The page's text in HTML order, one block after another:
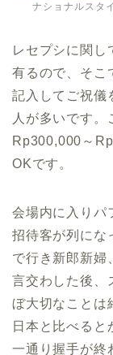
ナショナルスタ
レセプシに関し
有るので、そこ
記入してご祝儀
人が多いです。
Rp300,000～
OKです。
会場内に入りパ
招待客が列にな
で行き新郎新婦
言交わした後、
ぼ大切なことは
日本と比べると
一通り握手が終